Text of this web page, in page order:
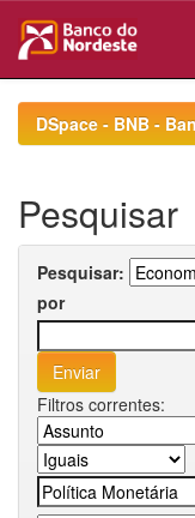
navigationDSpace - BNB -
Pesquisar
Pesquisar:
por
Filtros correntes: